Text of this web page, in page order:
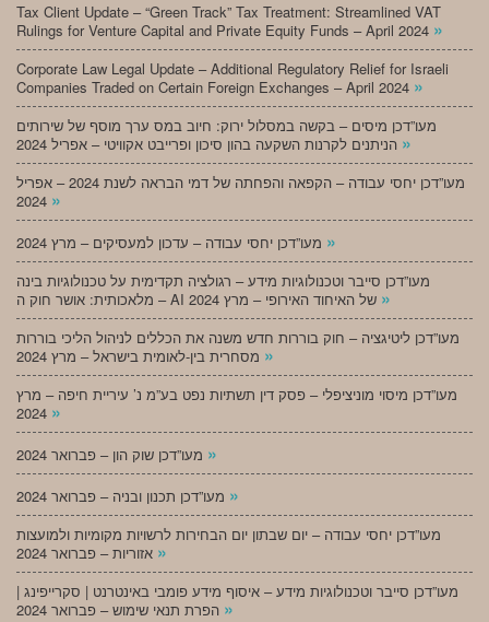
Tax Client Update – “Green Track” Tax Treatment: Streamlined VAT
Rulings for Venture Capital and Private Equity Funds – April 2024 »
Corporate Law Legal Update – Additional Regulatory Relief for Israeli
Companies Traded on Certain Foreign Exchanges – April 2024 »
מעו”דכן מיסים – בקשה במסלול ירוק: חיוב במס ערך מוסף של שירותים
»
מעו”דכן יחסי עבודה – הקפאה והפחתה של דמי הבראה לשנת 2024 – אפריל
»
»
מעו”דכן סייבר וטכנולוגיות מידע – רגולציה תקדימית על טכנולוגיות בינה
»
מעו”דכן ליטיגציה – חוק בוררות חדש משנה את הכללים לניהול הליכי בוררות
»
מעו”דכן מיסוי מוניציפלי – פסק דין תשתיות נפט בע”מ נ’ עיריית חיפה – מרץ
»
»
»
מעו”דכן יחסי עבודה – יום שבתון יום הבחירות לרשויות מקומיות ולמועצות
»
מעו”דכן סייבר וטכנולוגיות מידע – איסוף מידע פומבי באינטרנט | סקרייפינג |
»